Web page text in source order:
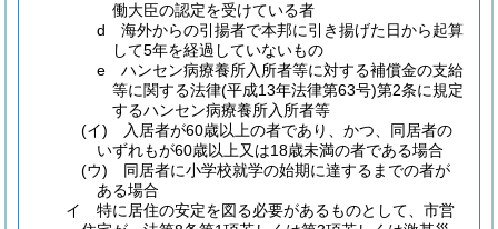
働大臣の認定を受けている者
d
海外からの引揚者で本邦に引き揚げた日から起算
して5年を経過していないもの
e
ハンセン病療養所入所者等に対する補償金の支給
等に関する法律(平成13年法律第63号)第2条に規定
するハンセン病療養所入所者等
(イ)
入居者が60歳以上の者であり、かつ、同居者の
いずれもが60歳以上又は18歳未満の者である場合
(ウ)
同居者に小学校就学の始期に達するまでの者が
ある場合
イ
特に居住の安定を図る必要があるものとして、市営